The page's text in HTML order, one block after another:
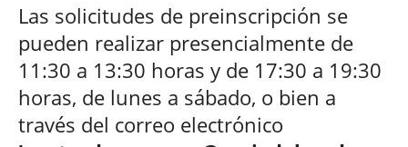
Las solicitudes de preinscripción se
pueden realizar presencialmente de
11:30 a 13:30 horas y de 17:30 a 19:30
horas, de lunes a sábado, o bien a
través del correo electrónico